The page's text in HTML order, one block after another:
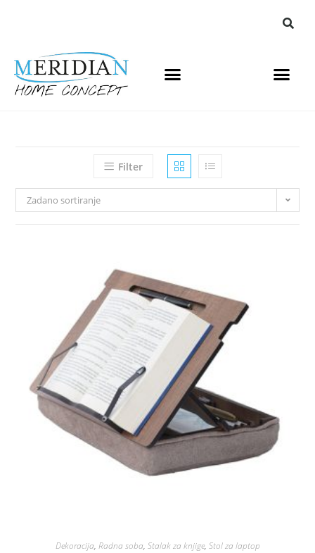
Filter
Zadano sortiranje
Dekoracija, Radna soba, Stalak za knjige, Stol za laptop